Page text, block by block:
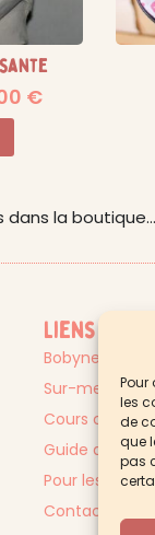
Pour
les
de
que
pas
€
dans la boutique…
Liens utiles
Bobynette ?
Sur-mesure
Cours créatifs
Guide des
Pour les PROS
Contact